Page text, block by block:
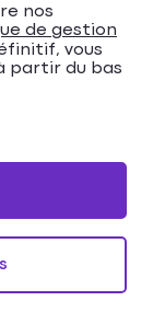
Loire
Carte
nos
de gestion
vous
partir du bas